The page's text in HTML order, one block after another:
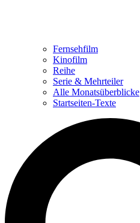
Fernsehfilm
Kinofilm
Reihe
Serie & Mehrteiler
Alle Monatsüberblicke
Startseiten-Texte